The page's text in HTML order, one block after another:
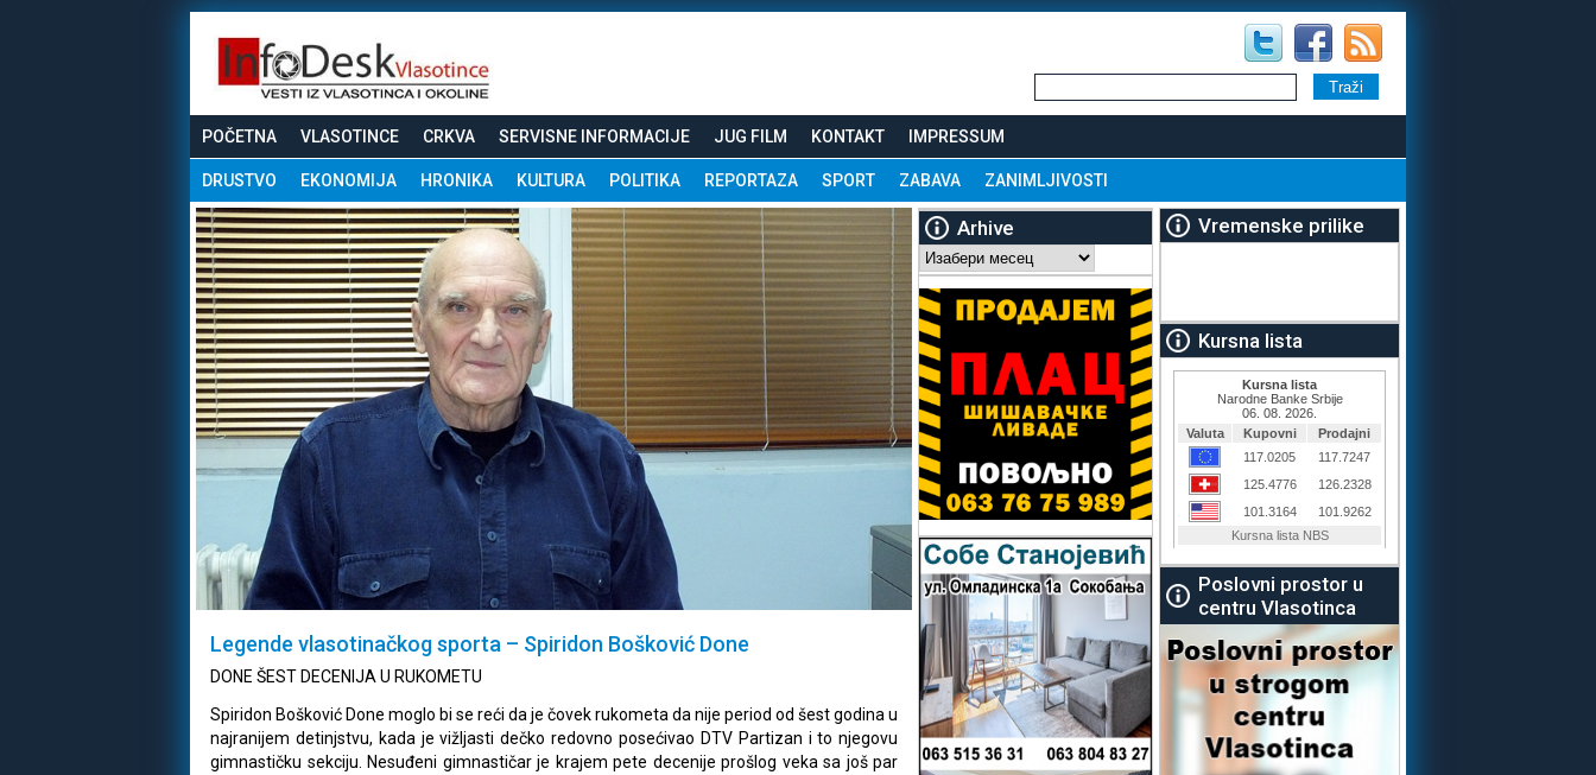
POČETNA VLASOTINCE CRKVA SERVISNE INFORMACIJE JUG FILM KONTAKT IMPRESSUM
DRUSTVO EKONOMIJA HRONIKA KULTURA POLITIKA REPORTAZA SPORT ZABAVA ZANIMLJIVOSTI
Legende vlasotinačkog sporta – Spiridon Bošković Done
DONE ŠEST DECENIJA U RUKOMETU
Spiridon Bošković Done moglo bi se reći da je čovek rukometa da nije period od šest godina u
najranijem detinjstvu, kada je vižljasti dečko redovno posećivao DTV Partizan i to njegovu
gimnastičku sekciju. Nesuđeni gimnastičar je krajem pete decenije prošlog veka sa još par
Arhive
Arhive
Vremenske prilike
Kursna lista
Poslovni prostor u
centru Vlasotinca